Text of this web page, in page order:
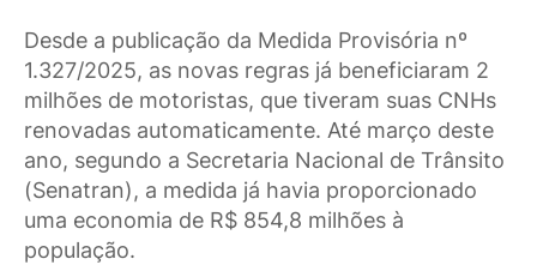
Desde a publicação da Medida Provisória nº
1.327/2025, as novas regras já beneficiaram 2
milhões de motoristas, que tiveram suas CNHs
renovadas automaticamente. Até março deste
ano, segundo a Secretaria Nacional de Trânsito
(Senatran), a medida já havia proporcionado
uma economia de R$ 854,8 milhões à
população.